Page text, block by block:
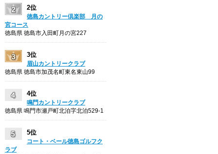
2位
徳島カントリー倶楽部 月の
宮コース
徳島県 徳島市入田町月の宮227
3位
眉山カントリークラブ
徳島県 徳島市加茂名町東名東山99
4位
鳴門カントリークラブ
徳島県 鳴門市瀬戸町北泊字北泊529-1
5位
コート・ベール徳島ゴルフク
ラブ